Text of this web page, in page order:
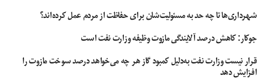
شهرداری‌ها تا چه حد به مسئولیت‌شان برای حفاظت از مردم عمل کرده‌اند؟
جوکار: کاهش درصد آلایندگی مازوت وظیفه وزارت نفت است
قرار نیست وزارت نفت به‌دلیل کمبود گاز هر چه می‌خواهد درصد سوخت مازوت را
افزایش دهد